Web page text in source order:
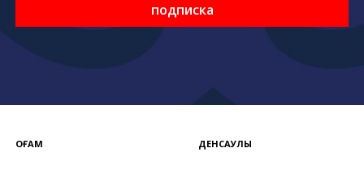
подписка
ҚОҒАМ ДЕНСАУЛЫҚ